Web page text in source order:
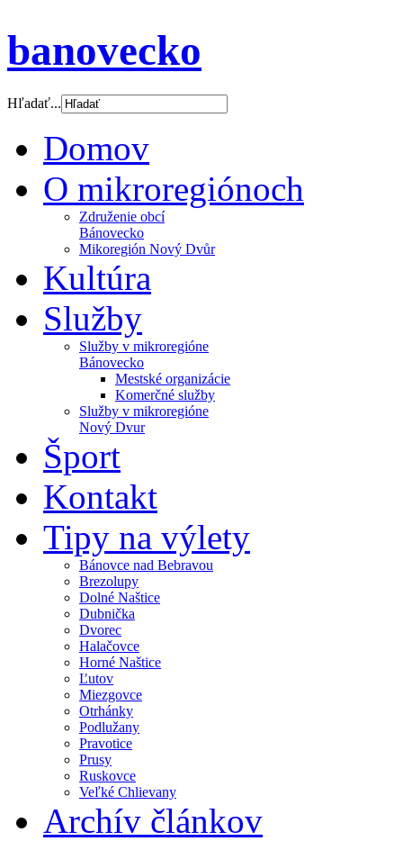
banovecko
Hľadať...
Domov
O mikroregiónoch
Združenie obcí
Bánovecko
Mikoregión Nový Dvůr
Kultúra
Služby
Služby v mikroregióne
Bánovecko
Mestské organizácie
Komerčné služby
Služby v mikroregióne
Nový Dvur
Šport
Kontakt
Tipy na výlety
Bánovce nad Bebravou
Brezolupy
Dolné Naštice
Dubnička
Dvorec
Halačovce
Horné Naštice
Ľutov
Miezgovce
Otrhánky
Podlužany
Pravotice
Prusy
Ruskovce
Veľké Chlievany
Archív článkov